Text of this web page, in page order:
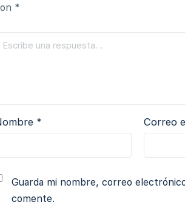
*
* Correo
Guarda mi nombre, correo
comente.